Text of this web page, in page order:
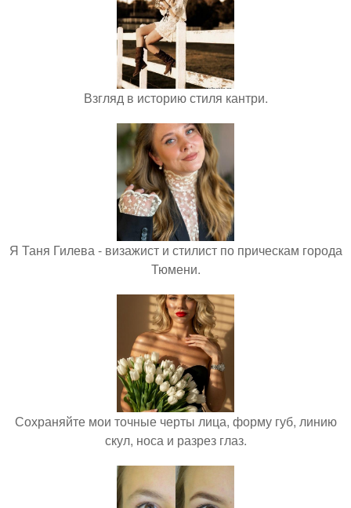
Взгляд в историю стиля кантри.
Я Таня Гилева - визажист и стилист по прическам города
Тюмени.
Сохраняйте мои точные черты лица, форму губ, линию
скул, носа и разрез глаз.